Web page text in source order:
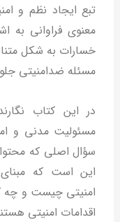
تبع ایجاد نظم و
معنوی فراوانی
خسارات به شکل
مسئله ضدامنیتی
در این کتاب
مسئولیت مدنی و
سؤال اصلی که
این است که
امنیتی چیست و چه
اقدامات امنیتی